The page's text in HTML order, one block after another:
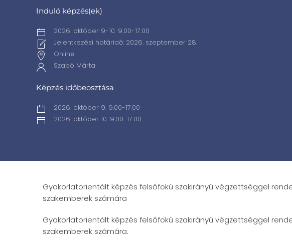
Induló képzés(ek)
2026. október 9-10. 9.00-17.00
Jelentkezési határidő: 2026. szeptember 28.
Online
Szabó Márta
Képzés időbeosztása
2026. október 9. 9.00-17.00
2026. október 10. 9.00-17.00
Gyakorlatorientált képzés felsőfokú szakirányú végzettséggel
szakemberek számára
Gyakorlatorientált képzés felsőfokú szakirányú végzettséggel
szakemberek számára.